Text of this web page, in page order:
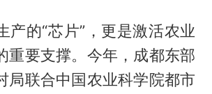
产的“芯片”，更是激活农业
重要支撑。今年，成都东部
局联合中国农业科学院都市